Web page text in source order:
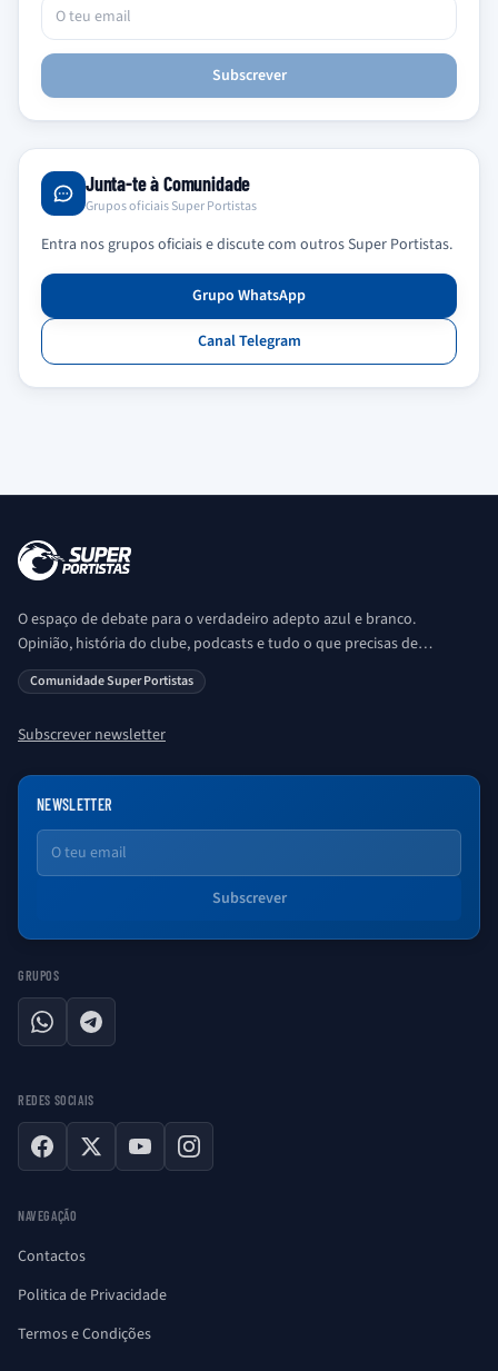
Subscrever
Junta-te à Comunidade
Grupos oficiais Super Portistas
Entra nos grupos oficiais e discute com outros Super Portistas.
Grupo WhatsApp
Canal Telegram
O espaço de debate para o verdadeiro adepto azul e branco.
Opinião, história do clube, podcasts e tudo o que precisas de
saber sobre o universo Porto. Ser Porto é aqui!
Comunidade Super Portistas
Subscrever newsletter
NEWSLETTER
Email
Subscrever
GRUPOS
WhatsAppTelegram
REDES SOCIAIS
Facebook
X YouTubeInstagram
NAVEGAÇÃO
Contactos
Politica de Privacidade
Termos e Condições